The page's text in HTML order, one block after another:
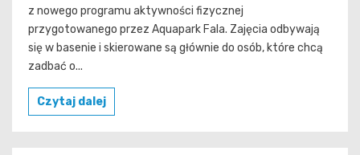
z nowego programu aktywności fizycznej
przygotowanego przez Aquapark Fala. Zajęcia odbywają
się w basenie i skierowane są głównie do osób, które chcą
zadbać o...
Czytaj dalej